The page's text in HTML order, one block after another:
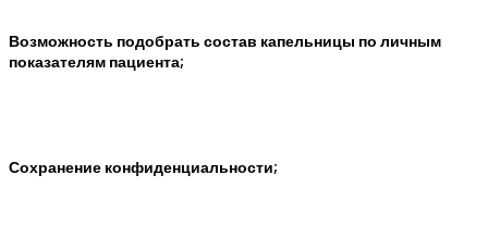
Возможность подобрать состав капельницы по личным
показателям пациента;
Сохранение конфиденциальности;